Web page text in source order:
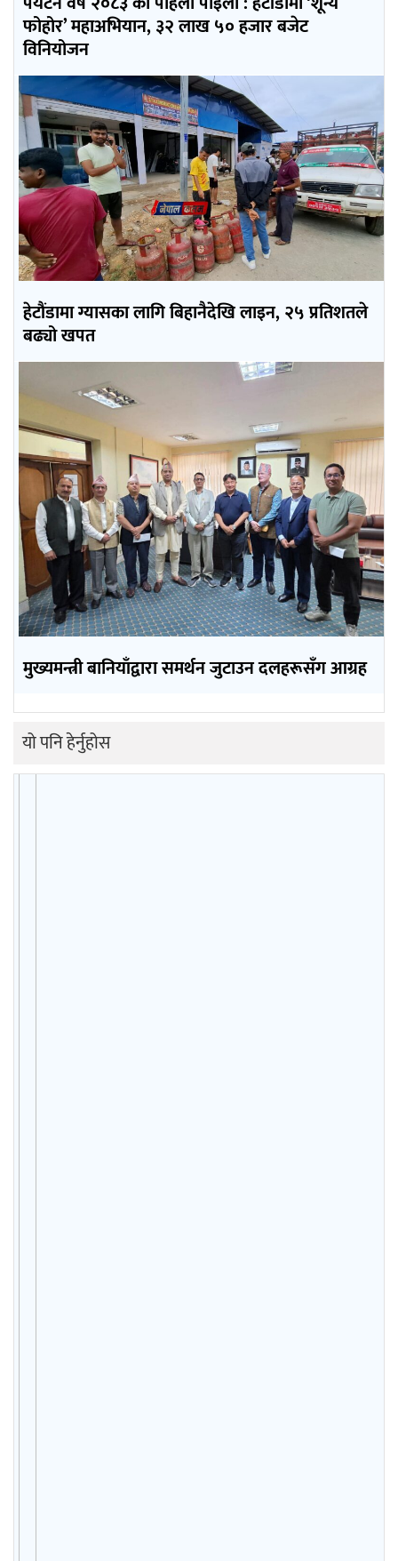
फोहोर’ महाअभियान, ३२ लाख ५० हजार बजेट
विनियोजन
हेटौंडामा ग्यासका लागि बिहानैदेखि लाइन, २५ प्रतिशतले
बढ्यो खपत
मुख्यमन्त्री बानियाँद्वारा समर्थन जुटाउन दलहरूसँग आग्रह
यो पनि हेर्नुहोस